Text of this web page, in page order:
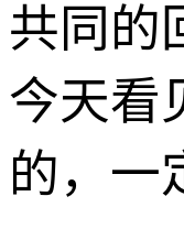
共同的
今天看
的，一